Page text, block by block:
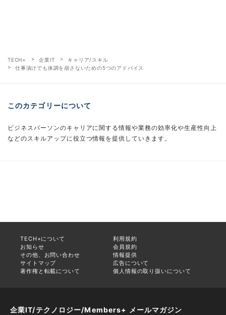
TECH+ 企業IT
キャリア/スキル
仕事漬けでも体調を崩さないための5つのアドバイス
このカテゴリーについて
ビジネスパーソンのキャリアに関する情報や業務の効率化や生産性向上
などのスキルアップに役立つ情報を提供していきます。
TECH+について
利用規約
お知らせ
会員規約
その他、お問い合わせ
情報提供
サイトマップ
広告について
著作権と転載について
個人情報の取り扱いについて
企業IT/テクノロジー/Members+ メールマガジン